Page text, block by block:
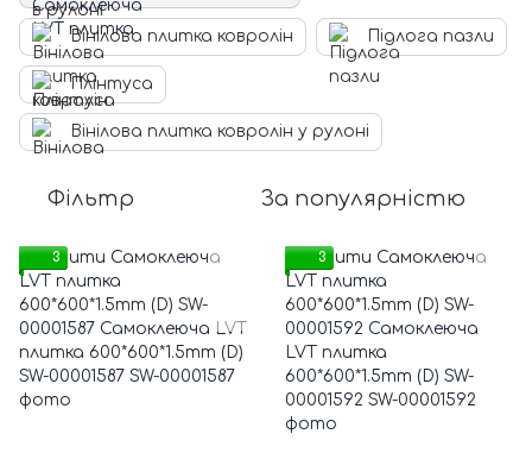
Вінілова плитка ковролін Підлога пазли
Плінтуса
Вінілова плитка ковролін у рулоні
Фільтр За популярністю
3 3